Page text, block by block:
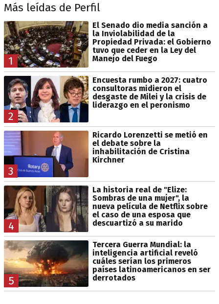
Más leídas de Perfil
1
El Senado dio media sanción a
la Inviolabilidad de la
Propiedad Privada: el Gobierno
tuvo que ceder en la Ley del
Manejo del Fuego
2
Encuesta rumbo a 2027: cuatro
consultoras midieron el
desgaste de Milei y la crisis de
liderazgo en el peronismo
3
Ricardo Lorenzetti se metió en
el debate sobre la
inhabilitación de Cristina
Kirchner
4
La historia real de "Elize:
Sombras de una mujer", la
nueva película de Netflix sobre
el caso de una esposa que
descuartizó a su marido
5
Tercera Guerra Mundial: la
inteligencia artificial reveló
cuáles serían los primeros
países latinoamericanos en ser
derrotados